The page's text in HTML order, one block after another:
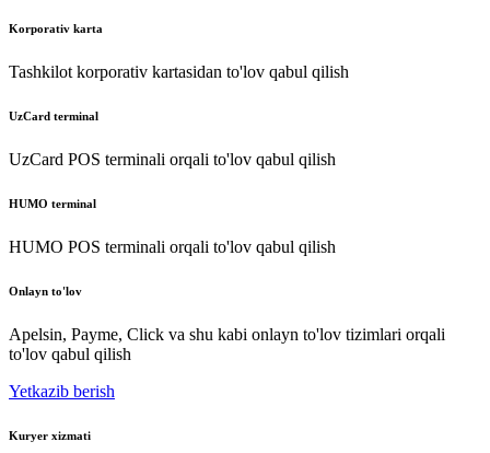
Korporativ karta
Tashkilot korporativ kartasidan to'lov qabul qilish
UzCard terminal
UzCard POS terminali orqali to'lov qabul qilish
HUMO terminal
HUMO POS terminali orqali to'lov qabul qilish
Onlayn to'lov
Apelsin, Payme, Click va shu kabi onlayn to'lov tizimlari orqali
to'lov qabul qilish
Yetkazib berish
Kuryer xizmati